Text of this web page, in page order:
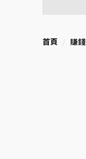
首頁 賺錢